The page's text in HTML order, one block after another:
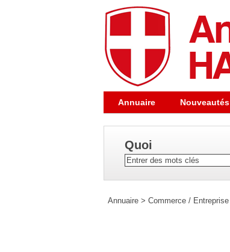
Annuaire Nouveautés
Quoi
Annuaire > Commerce / Entreprise